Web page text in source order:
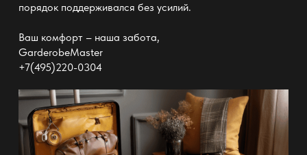
порядок поддерживался без усилий.
Ваш комфорт – наша забота,
GarderobeMaster
+7(495)220-0304